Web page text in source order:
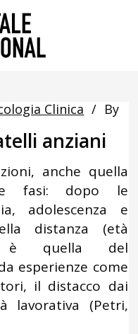
Clinica By
anziani
anche quella
fasi: dopo le
adolescenza e
distanza (età
è quella del
esperienze come
il distacco dai
lavorativa (Petri,